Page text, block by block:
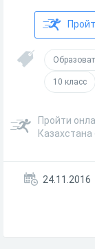
10 класс
Пройти
24.11.2016